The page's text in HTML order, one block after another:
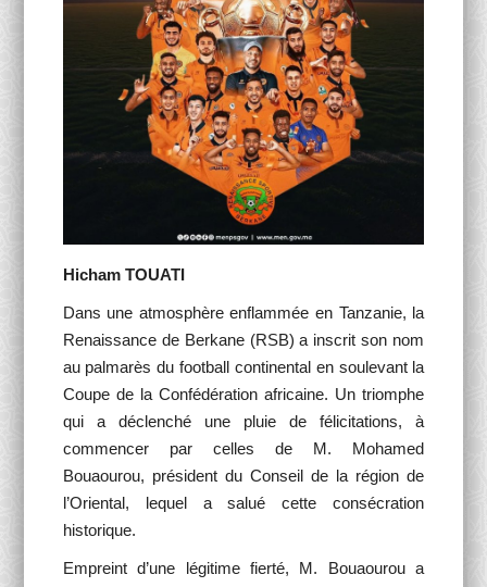
Français العربية
Hicham TOUATI
Dans une atmosphère enflammée en Tanzanie, la
Renaissance de Berkane (RSB) a inscrit son nom
au palmarès du football continental en soulevant la
Coupe de la Confédération africaine. Un triomphe
qui a déclenché une pluie de félicitations, à
commencer par celles de M. Mohamed
Bouaourou, président du Conseil de la région de
l’Oriental, lequel a salué cette consécration
historique.
Empreint d’une légitime fierté, M. Bouaourou a